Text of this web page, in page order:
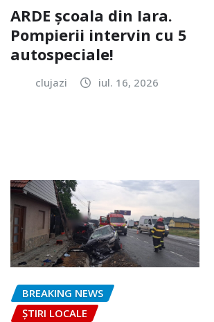
ARDE școala din Iara.
Pompierii intervin cu 5
autospeciale!
clujazi iul. 16, 2026
BREAKING NEWS
ȘTIRI LOCALE